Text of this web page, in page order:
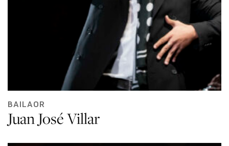
BAILAOR
Juan José Villar